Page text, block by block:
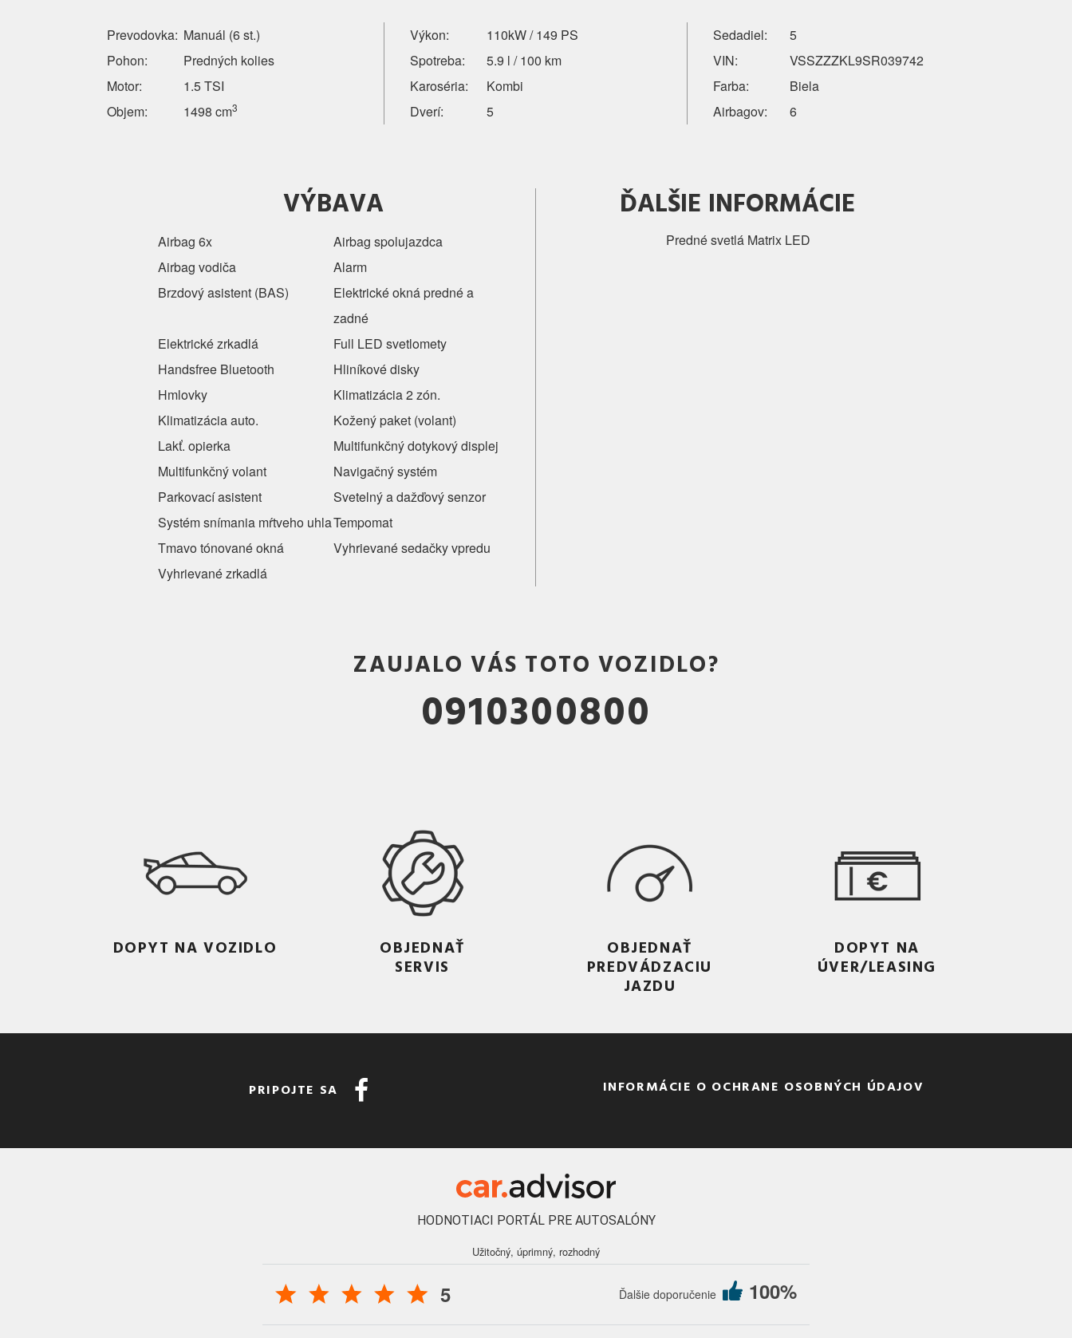
Prevodovka: Manuál (6 st.)
Pohon:
Predných kolies
Motor:
1.5 TSI
Objem:
1498 cm3
Výkon:
110kW / 149 PS
Spotreba:
5.9 l / 100 km
Karoséria:
Kombi
Dverí:
5
Sedadiel:
5
VIN:
VSSZZZKL9SR039742
Farba:
Biela
Airbagov:
6
VÝBAVA
Airbag 6x
Airbag spolujazdca
Airbag vodiča
Alarm
Brzdový asistent (BAS)
Elektrické okná predné a
zadné
Elektrické zrkadlá
Full LED svetlomety
Handsfree Bluetooth
Hliníkové disky
Hmlovky
Klimatizácia 2 zón.
Klimatizácia auto.
Kožený paket (volant)
Lakť. opierka
Multifunkčný dotykový displej
Multifunkčný volant
Navigačný systém
Parkovací asistent
Svetelný a dažďový senzor
Systém snímania mŕtveho uhlaTempomat
Tmavo tónované okná
Vyhrievané sedačky vpredu
Vyhrievané zrkadlá
ĎALŠIE INFORMÁCIE
Predné svetlá Matrix LED
ZAUJALO VÁS TOTO VOZIDLO?
0910300800
DOPYT NA VOZIDLO
OBJEDNAŤ
SERVIS
OBJEDNAŤ
PREDVÁDZACIU
JAZDU
DOPYT NA
ÚVER/LEASING
PRIPOJTE SA INFORMÁCIE O OCHRANE OSOBNÝCH ÚDAJOV
HODNOTIACI PORTÁL PRE AUTOSALÓNY
Užitočný, úprimný, rozhodný
5 Ďalšie doporučenie 100%